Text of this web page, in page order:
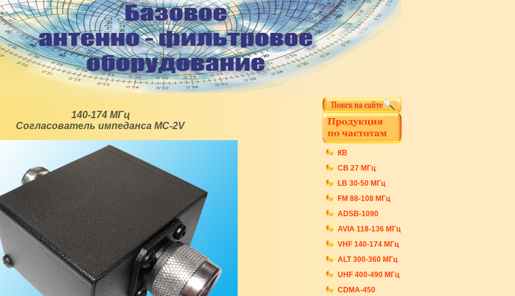
140-174 МГц
Согласователь импеданса MC-2V
КВ
СB 27 МГц
LB 30-50 МГц
FM 88-108 МГц
ADSB-1090
AVIA 118-136 МГц
VHF 140-174 МГц
ALT 300-360 МГц
UHF 400-490 МГц
CDMA-450